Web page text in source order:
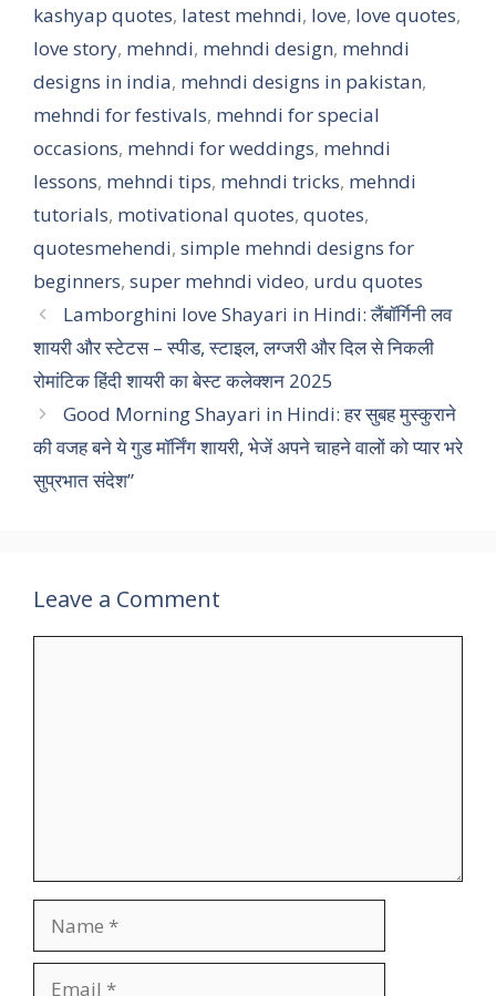
p
p
o
k
e
s
t
kashyap quotes, latest mehndi, love, love quotes,
love story, mehndi, mehndi design, mehndi
designs in india, mehndi designs in pakistan,
mehndi for festivals, mehndi for special
occasions, mehndi for weddings, mehndi
lessons, mehndi tips, mehndi tricks, mehndi
tutorials, motivational quotes, quotes,
quotesmehendi, simple mehndi designs for
beginners, super mehndi video, urdu quotes
Lamborghini love Shayari in Hindi: लैंबॉर्गिनी लव
शायरी और स्टेटस – स्पीड, स्टाइल, लग्जरी और दिल से निकली
रोमांटिक हिंदी शायरी का बेस्ट कलेक्शन 2025
Good Morning Shayari in Hindi: हर सुबह मुस्कुराने
की वजह बने ये गुड मॉर्निंग शायरी, भेजें अपने चाहने वालों को प्यार भरे
सुप्रभात संदेश”
Leave a Comment